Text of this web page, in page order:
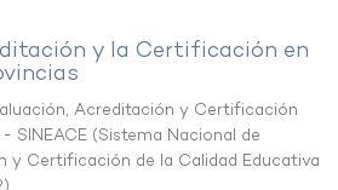
y la Certificación en
Acreditación y Certificación
SINEACE (Sistema Nacional de
y Certificación de la Calidad Educativa